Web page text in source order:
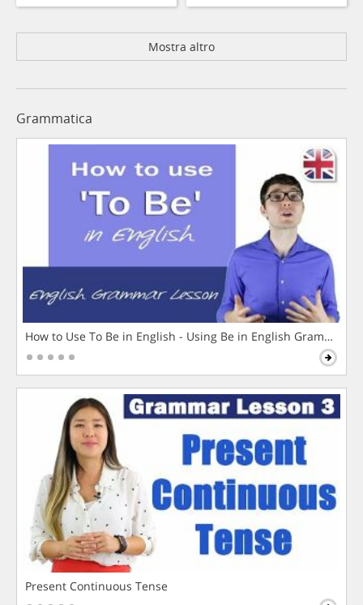
Mostra altro
Grammatica
How to Use To Be in English - Using Be in English Grammar
Present Continuous Tense